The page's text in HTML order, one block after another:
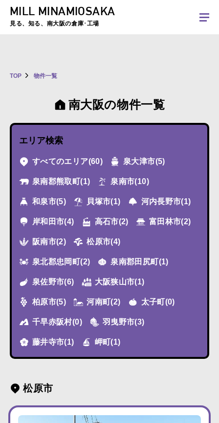
夏季休暇のお知らせ：2026年8月8日(土)～8月16日(日)まで休業とさせていた
MILL MINAMIOSAKA
見る、知る、南大阪の倉庫･工場
TOP 物件一覧
南大阪の物件一覧
エリア検索
すべてのエリア(60) 泉大津市(5)
泉南郡熊取町(1) 泉南市(10)
和泉市(5) 貝塚市(1) 河内長野市(1)
岸和田市(4) 高石市(2) 富田林市(2)
阪南市(2) 松原市(4)
泉北郡忠岡町(2) 泉南郡田尻町(1)
泉佐野市(6) 大阪狭山市(1)
柏原市(5) 河南町(2) 太子町(0)
千早赤阪村(0) 羽曳野市(3)
藤井寺市(1) 岬町(1)
松原市